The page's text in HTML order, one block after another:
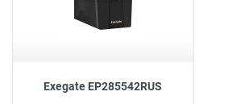
Exegate EP285542RUS